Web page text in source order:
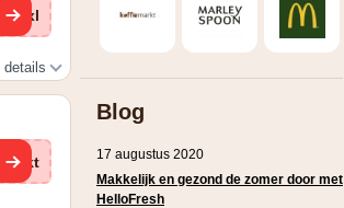
Fxl
details
Skt
Blog
17 augustus 2020
Makkelijk en gezond de zomer door met
HelloFresh